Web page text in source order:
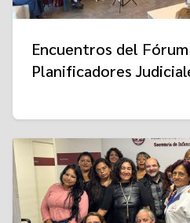
Encuentros del
Planificadores